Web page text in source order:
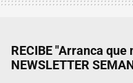
RECIBE "Arranca que
NEWSLETTER